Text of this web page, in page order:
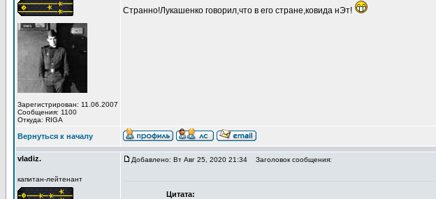
Зарегистрирован: 11.06.2007
Сообщения: 1100
Откуда: RIGA
Странно!Лукашенко говорил,что в его стране,ковида нЭт!
Вернуться к началу
vladiz.
капитан-лейтенант
Добавлено: Вт Авг 25, 2020 21:34 Заголовок сообщения:
Цитата: